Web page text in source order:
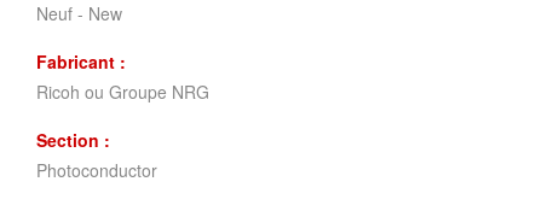
Neuf - New
Fabricant :
Ricoh ou Groupe NRG
Section :
Photoconductor